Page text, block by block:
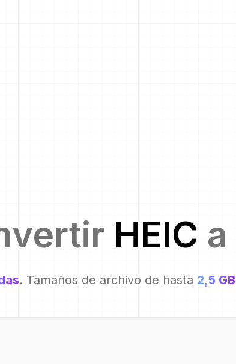
HEIC a
. Tamaños de archivo de hasta 2,5 GB